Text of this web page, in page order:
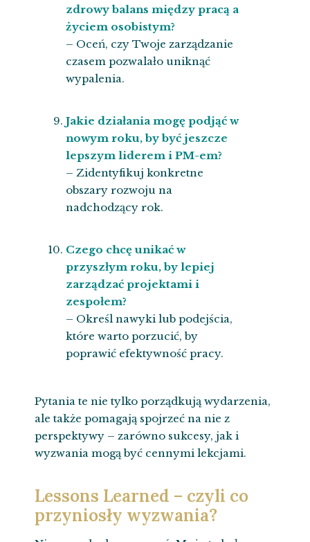
zdrowy balans między pracą a
życiem osobistym?
– Oceń, czy Twoje zarządzanie
czasem pozwalało uniknąć
wypalenia.
Jakie działania mogę podjąć w
nowym roku, by być jeszcze
lepszym liderem i PM-em?
– Zidentyfikuj konkretne
obszary rozwoju na
nadchodzący rok.
Czego chcę unikać w
przyszłym roku, by lepiej
zarządzać projektami i
zespołem?
– Określ nawyki lub podejścia,
które warto porzucić, by
poprawić efektywność pracy.
Pytania te nie tylko porządkują wydarzenia,
ale także pomagają spojrzeć na nie z
perspektywy – zarówno sukcesy, jak i
wyzwania mogą być cennymi lekcjami.
Lessons Learned – czyli co
przyniosły wyzwania?